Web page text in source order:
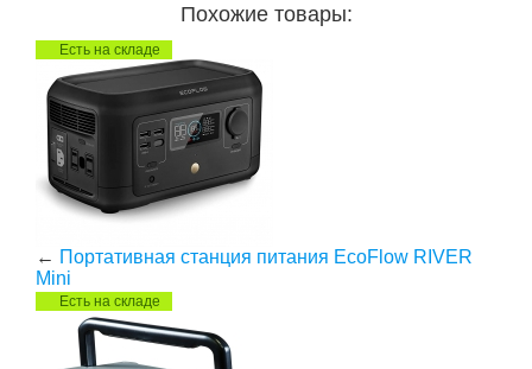
Похожие товары:
Есть на складе
← Портативная станция питания EcoFlow RIVER
Mini
Есть на складе